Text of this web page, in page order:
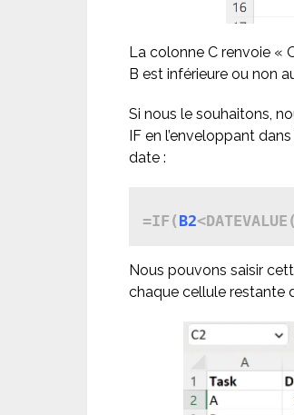
La colonne C renvoie «
B est inférieure ou non
Si nous le souhaitons,
IF en l’enveloppant
date :
=IF(B2
Nous pouvons saisir
chaque cellule restante